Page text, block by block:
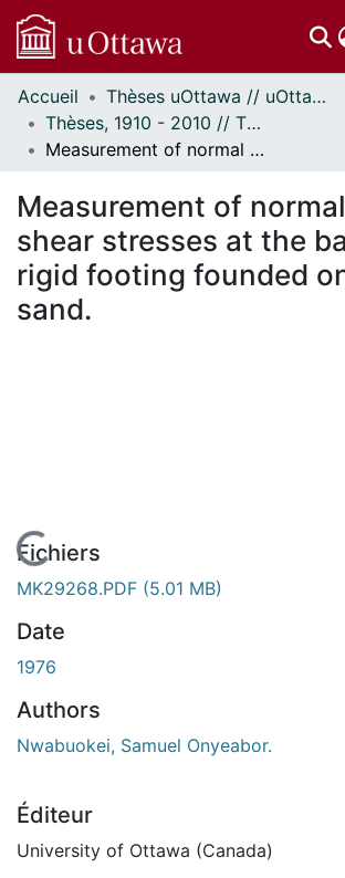
Communautés
et collections
Parcourir
À propos
Accueil
Thèses uOttawa // uOttawa Theses
Thèses, 1910 - 2010 // Theses, 1910 - 2010
Measurement of normal and shear stresses at the base of a rigid footing founded on quartz sand.
Measurement of
shear stresses at the
rigid footing founded
sand.
En cours de chargement...
Fichiers
MK29268.PDF (5.01 MB)
Date
1976
Authors
Nwabuokei, Samuel Onyeabor.
Éditeur
University of Ottawa (Canada)